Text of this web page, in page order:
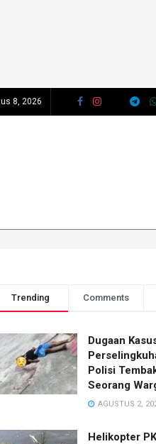
8, 2026
Trending Comments
Dugaan
Polisi
Seorang
AGUSTUS 2,
Helikopter